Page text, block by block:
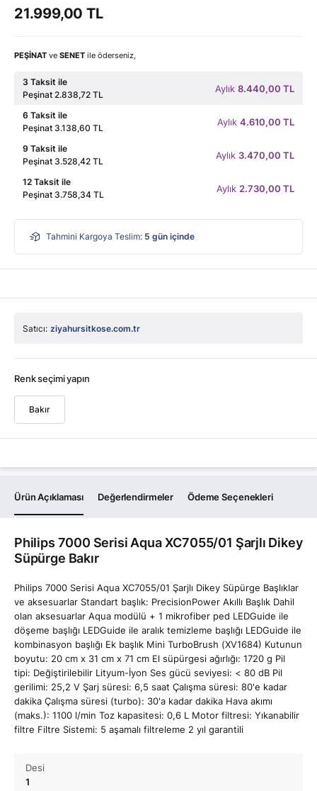
21.999,00 TL
PEŞİNAT ve SENET ile öderseniz,
3 Taksit ile
Peşinat 2.838,72 TL
Aylık 8.440,00 TL
6 Taksit ile
Peşinat 3.138,60 TL
Aylık 4.610,00 TL
9 Taksit ile
Peşinat 3.528,42 TL
Aylık 3.470,00 TL
12 Taksit ile
Peşinat 3.758,34 TL
Aylık 2.730,00 TL
Tahmini Kargoya Teslim: 5 gün içinde
Satıcı: ziyahursitkose.com.tr
Renk seçimi yapın
Bakır
Ürün Açıklaması Değerlendirmeler Ödeme Seçenekleri
Philips 7000 Serisi Aqua XC7055/01 Şarjlı Dikey
Süpürge Bakır
Philips 7000 Serisi Aqua XC7055/01 Şarjlı Dikey Süpürge Başlıklar
ve aksesuarlar Standart başlık: PrecisionPower Akıllı Başlık Dahil
olan aksesuarlar Aqua modülü + 1 mikrofiber ped LEDGuide ile
döşeme başlığı LEDGuide ile aralık temizleme başlığı LEDGuide ile
kombinasyon başlığı Ek başlık Mini TurboBrush (XV1684) Kutunun
boyutu: 20 cm x 31 cm x 71 cm El süpürgesi ağırlığı: 1720 g Pil
tipi: Değiştirilebilir Lityum-İyon Ses gücü seviyesi: < 80 dB Pil
gerilimi: 25,2 V Şarj süresi: 6,5 saat Çalışma süresi: 80'e kadar
dakika Çalışma süresi (turbo): 30'a kadar dakika Hava akımı
(maks.): 1100 l/min Toz kapasitesi: 0,6 L Motor filtresi: Yıkanabilir
filtre Filtre Sistemi: 5 aşamalı filtreleme 2 yıl garantili
Desi
1